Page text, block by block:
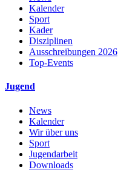
Kalender
Sport
Kader
Disziplinen
Ausschreibungen 2026
Top-Events
Jugend
News
Kalender
Wir über uns
Sport
Jugendarbeit
Downloads